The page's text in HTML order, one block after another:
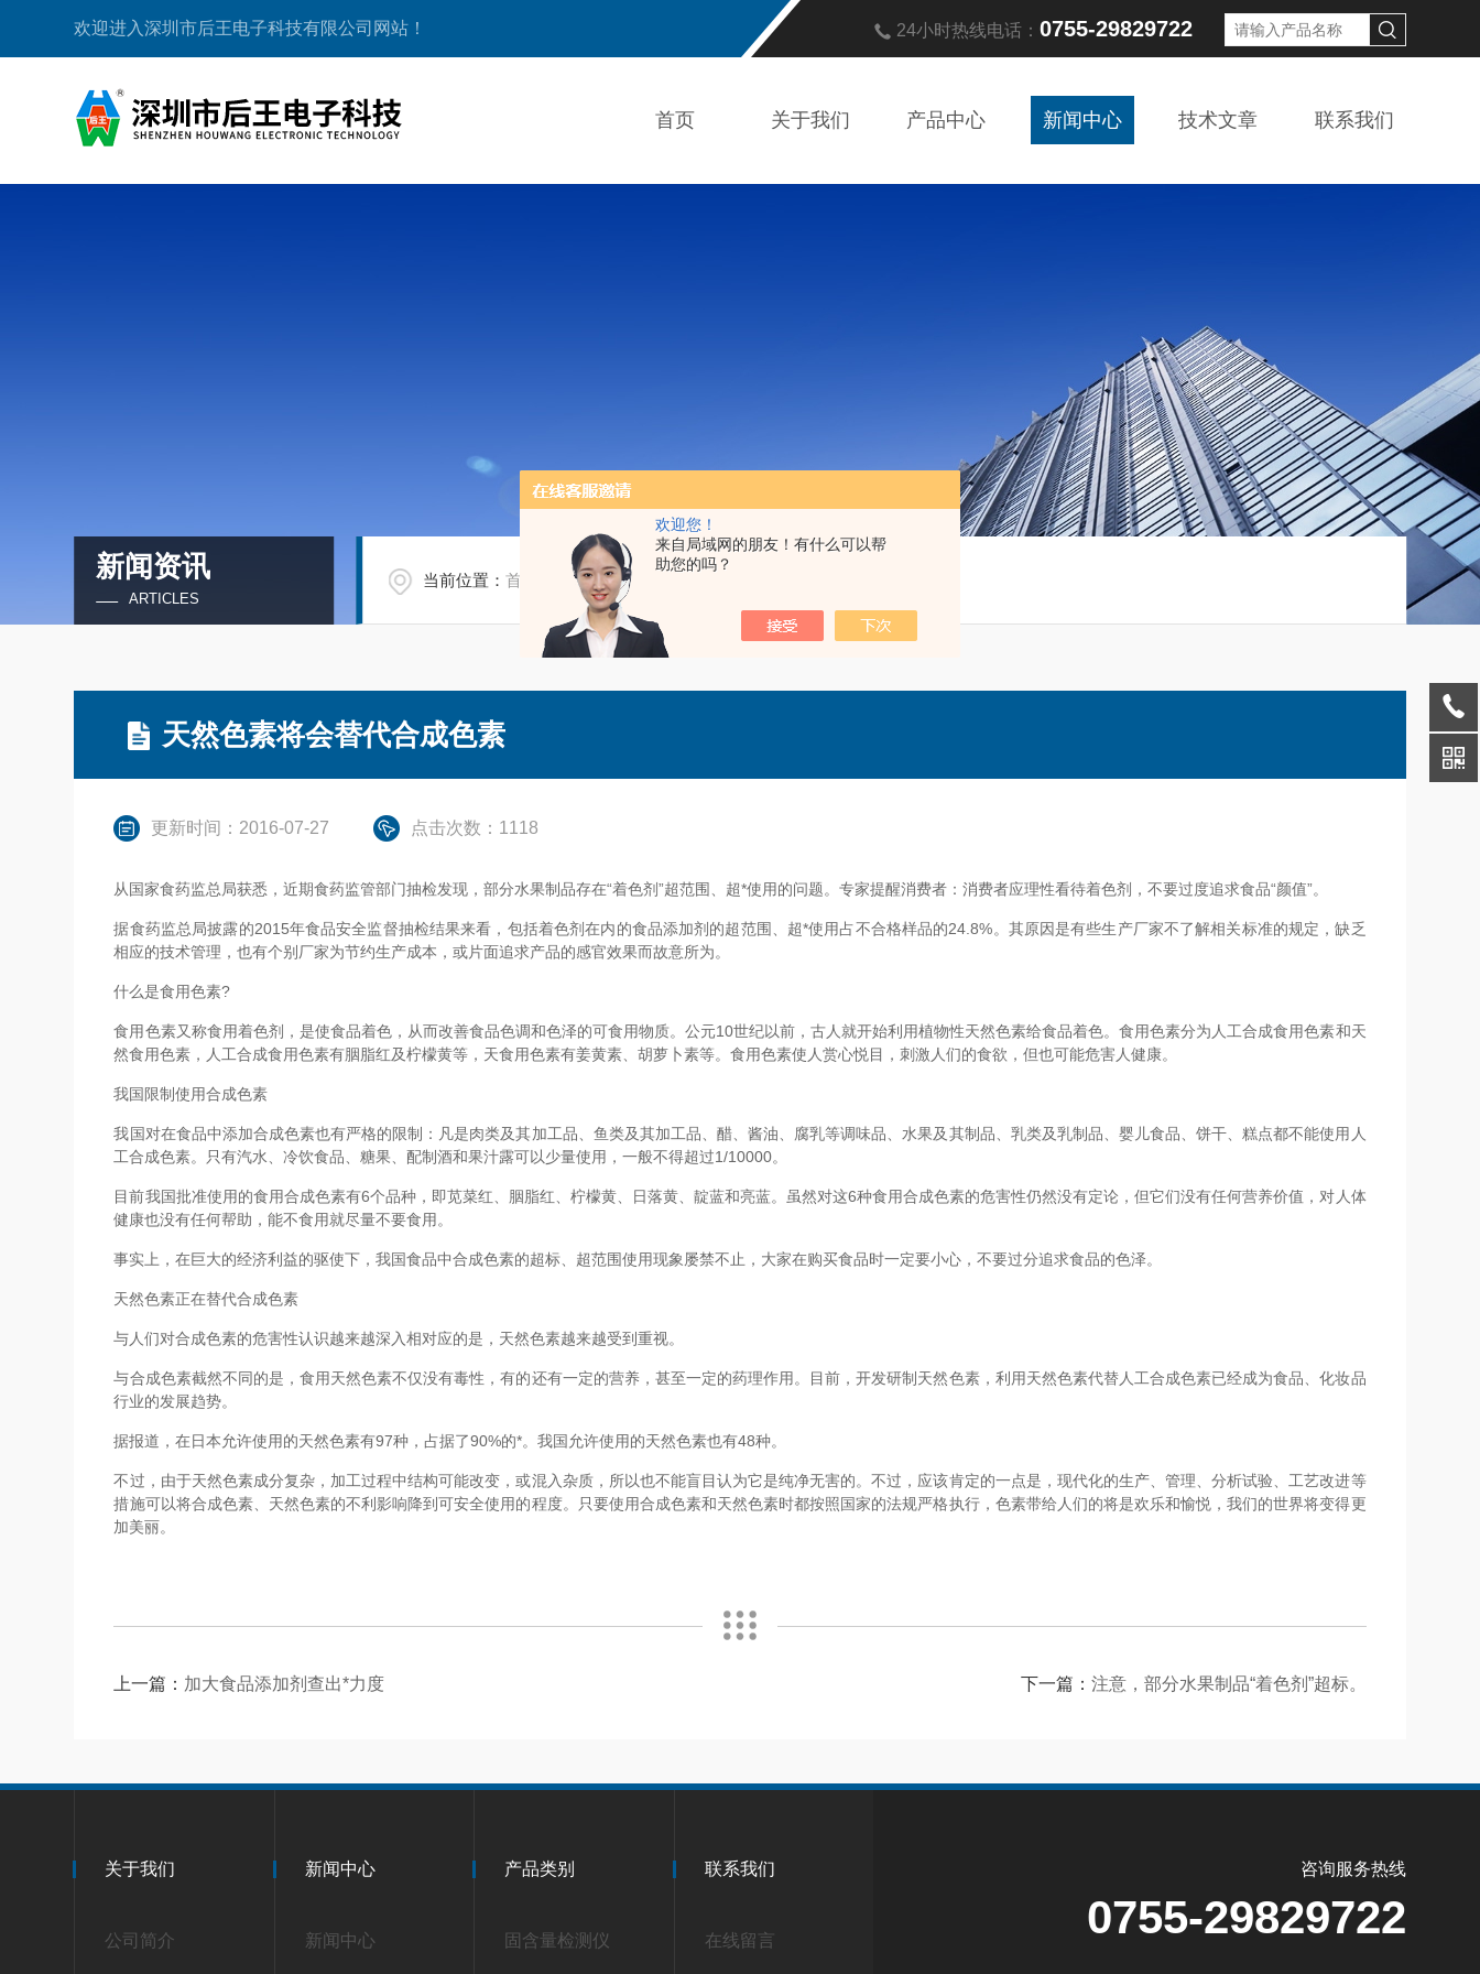
欢迎您！
来自局域网的朋友！有什么可以帮
助您的吗？
欢迎进入深圳市后王电子科技有限公司网站！ 24小时热线电话： 0755-29829722
首页 关于我们 产品中心 新闻中心 技术文章 联系我们
新闻资讯
ARTICLES
当前位置：首页 新闻资讯/ 天然色素将会替代合成色素
天然色素将会替代合成色素
更新时间：2016-07-27 点击次数：1118
从国家食药监总局获悉，近期食药监管部门抽检发现，部分水果制品存在“着色剂”超范围、超*使用的问题。专家提醒消费者：消费者应理性看待着色剂，不要过度追求食品“颜值”。
据食药监总局披露的2015年食品安全监督抽检结果来看，包括着色剂在内的食品添加剂的超范围、超*使用占不合格样品的24.8%。其原因是有些生产厂家不了解相关标准的规定，缺乏
相应的技术管理，也有个别厂家为节约生产成本，或片面追求产品的感官效果而故意所为。
什么是食用色素?
食用色素又称食用着色剂，是使食品着色，从而改善食品色调和色泽的可食用物质。公元10世纪以前，古人就开始利用植物性天然色素给食品着色。食用色素分为人工合成食用色素和天
然食用色素，人工合成食用色素有胭脂红及柠檬黄等，天食用色素有姜黄素、胡萝卜素等。食用色素使人赏心悦目，刺激人们的食欲，但也可能危害人健康。
我国限制使用合成色素
我国对在食品中添加合成色素也有严格的限制：凡是肉类及其加工品、鱼类及其加工品、醋、酱油、腐乳等调味品、水果及其制品、乳类及乳制品、婴儿食品、饼干、糕点都不能使用人
工合成色素。只有汽水、冷饮食品、糖果、配制酒和果汁露可以少量使用，一般不得超过1/10000。
目前我国批准使用的食用合成色素有6个品种，即苋菜红、胭脂红、柠檬黄、日落黄、靛蓝和亮蓝。虽然对这6种食用合成色素的危害性仍然没有定论，但它们没有任何营养价值，对人体
健康也没有任何帮助，能不食用就尽量不要食用。
事实上，在巨大的经济利益的驱使下，我国食品中合成色素的超标、超范围使用现象屡禁不止，大家在购买食品时一定要小心，不要过分追求食品的色泽。
天然色素正在替代合成色素
与人们对合成色素的危害性认识越来越深入相对应的是，天然色素越来越受到重视。
与合成色素截然不同的是，食用天然色素不仅没有毒性，有的还有一定的营养，甚至一定的药理作用。目前，开发研制天然色素，利用天然色素代替人工合成色素已经成为食品、化妆品
行业的发展趋势。
据报道，在日本允许使用的天然色素有97种，占据了90%的*。我国允许使用的天然色素也有48种。
不过，由于天然色素成分复杂，加工过程中结构可能改变，或混入杂质，所以也不能盲目认为它是纯净无害的。不过，应该肯定的一点是，现代化的生产、管理、分析试验、工艺改进等
措施可以将合成色素、天然色素的不利影响降到可安全使用的程度。只要使用合成色素和天然色素时都按照国家的法规严格执行，色素带给人们的将是欢乐和愉悦，我们的世界将变得更
加美丽。
上一篇： 加大食品添加剂查出*力度 下一篇： 注意，部分水果制品“着色剂”超标。
关于我们
公司简介
新闻中心
新闻中心
产品类别
固含量检测仪
联系我们
在线留言
咨询服务热线
0755-29829722